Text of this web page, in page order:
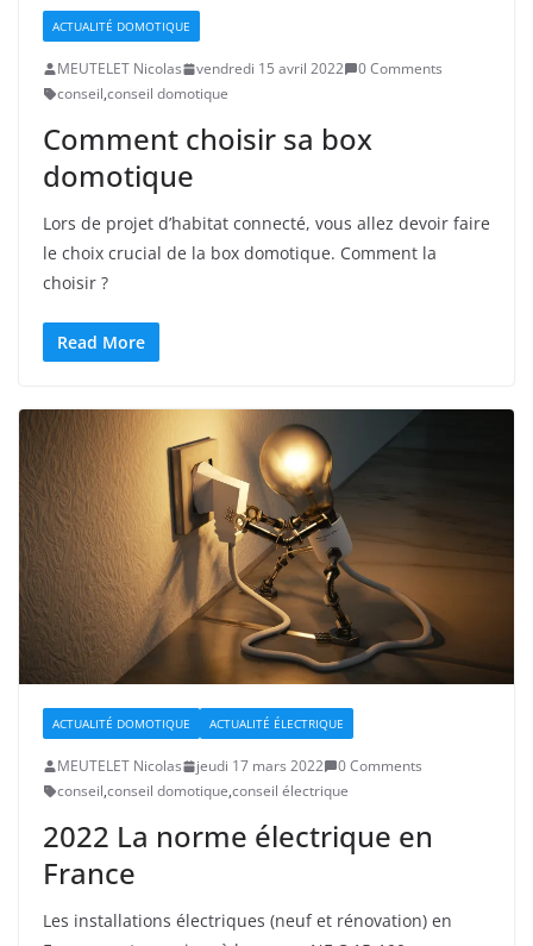
ACTUALITÉ DOMOTIQUE
MEUTELET Nicolas vendredi 15 avril 2022
0 Comments
conseil,conseil domotique
Comment choisir sa box
domotique
Lors de projet d’habitat connecté, vous allez devoir faire
le choix crucial de la box domotique. Comment la
choisir ?
Read More
ACTUALITÉ DOMOTIQUE ACTUALITÉ ÉLECTRIQUE
MEUTELET Nicolas jeudi 17 mars 2022
0 Comments
conseil,conseil domotique,conseil électrique
2022 La norme électrique en
France
Les installations électriques (neuf et rénovation) en